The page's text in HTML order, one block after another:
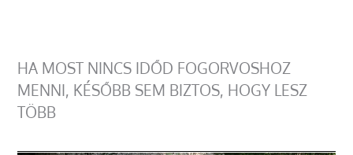
HA MOST NINCS IDŐD FOGORVOSHOZ
MENNI, KÉSŐBB SEM BIZTOS, HOGY LESZ
TÖBB